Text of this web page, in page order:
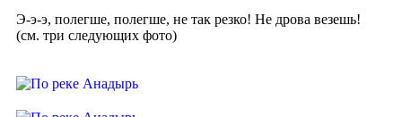
Э-э-э, полегше, полегше, не так резко! Не дрова везешь!
(см. три следующих фото)